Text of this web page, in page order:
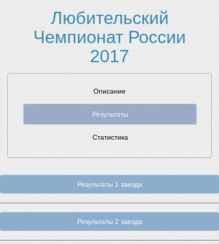
Любительский
Чемпионат России
2017
Описание
Результаты
Статистика
Результаты 1 заезда
Результаты 2 заезда